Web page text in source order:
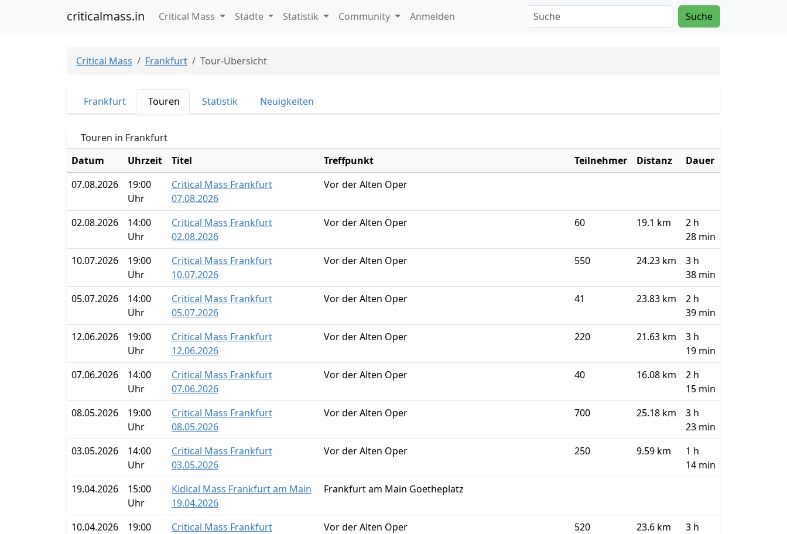
criticalmass.in Critical Mass Städte Statistik Community Anmelden Suche
Critical Mass Frankfurt Tour-Übersicht
Frankfurt Touren Statistik Neuigkeiten
Touren in Frankfurt
Datum
Uhrzeit Titel Treffpunkt Teilnehmer Distanz
Dauer
07.08.2026
19:00
Uhr
Critical Mass Frankfurt
07.08.2026
Vor der Alten Oper
02.08.2026
14:00
Uhr
Critical Mass Frankfurt
02.08.2026
Vor der Alten Oper 60 19.1 km
2 h
28 min
10.07.2026
19:00
Uhr
Critical Mass Frankfurt
10.07.2026
Vor der Alten Oper 550 24.23 km
3 h
38 min
05.07.2026
14:00
Uhr
Critical Mass Frankfurt
05.07.2026
Vor der Alten Oper 41 23.83 km
2 h
39 min
12.06.2026
19:00
Uhr
Critical Mass Frankfurt
12.06.2026
Vor der Alten Oper 220 21.63 km
3 h
19 min
07.06.2026
14:00
Uhr
Critical Mass Frankfurt
07.06.2026
Vor der Alten Oper 40 16.08 km
2 h
15 min
08.05.2026
19:00
Uhr
Critical Mass Frankfurt
08.05.2026
Vor der Alten Oper 700 25.18 km
3 h
23 min
03.05.2026
14:00
Uhr
Critical Mass Frankfurt
03.05.2026
Vor der Alten Oper 250 9.59 km
1 h
14 min
19.04.2026
15:00
Uhr
Kidical Mass Frankfurt am Main
19.04.2026
Frankfurt am Main Goetheplatz
10.04.2026
19:00
Critical Mass Frankfurt
Vor der Alten Oper 520 23.6 km
3 h